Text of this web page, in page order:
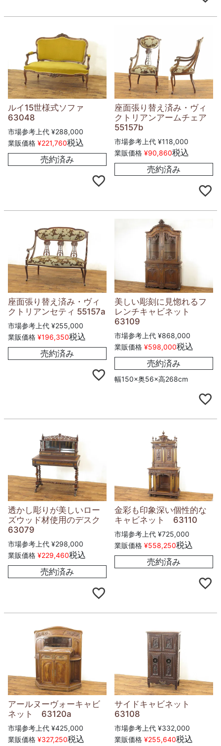
ルイ15世様式ソファ
63048
市場参考上代 ¥288,000
業販価格 ¥221,760税込
売約済み
座面張り替え済み・ヴィ
クトリアンアームチェア
55157b
市場参考上代 ¥118,000
業販価格 ¥90,860税込
売約済み
座面張り替え済み・ヴィ
クトリアンセティ 55157a
市場参考上代 ¥255,000
業販価格 ¥196,350税込
売約済み
美しい彫刻に見惚れるフ
レンチキャビネット
63109
市場参考上代 ¥868,000
業販価格 ¥598,000税込
売約済み
幅150×奥56×高268cm
透かし彫りが美しいロー
ズウッド材使用のデスク
63079
市場参考上代 ¥298,000
業販価格 ¥229,460税込
売約済み
金彩も印象深い個性的な
キャビネット 63110
市場参考上代 ¥725,000
業販価格 ¥558,250税込
売約済み
アールヌーヴォーキャビ
ネット 63120a
市場参考上代 ¥425,000
業販価格 ¥327,250税込
サイドキャビネット
63108
市場参考上代 ¥332,000
業販価格 ¥255,640税込